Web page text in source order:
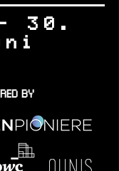
30.
BY